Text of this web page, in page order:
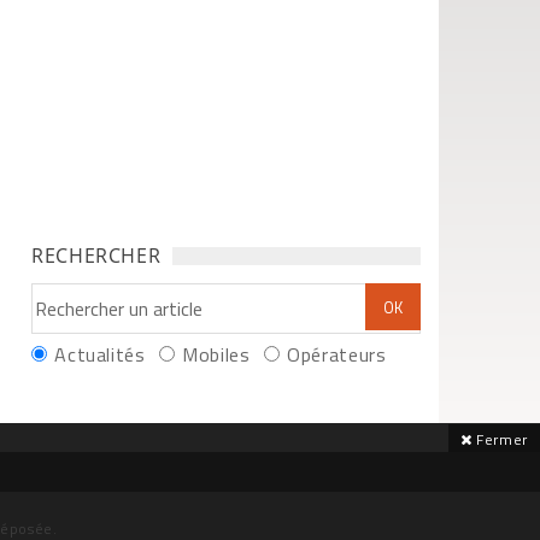
RECHERCHER
Actualités Mobiles Opérateurs
Fermer